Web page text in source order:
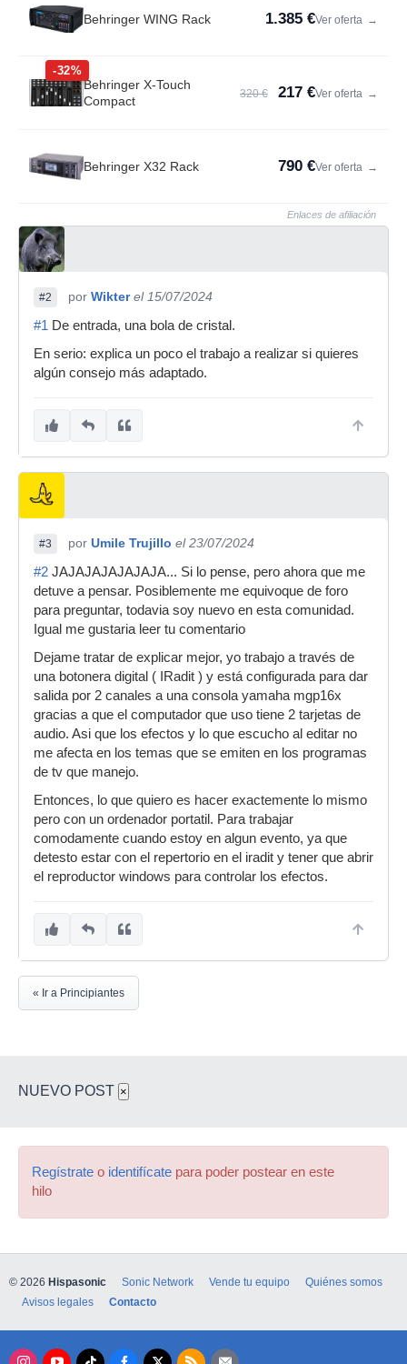
Behringer WING Rack 1.385 €Ver oferta →
-32%
Behringer X-Touch
Compact
320 € 217 €Ver oferta →
Behringer X32 Rack 790 €Ver oferta →
Enlaces de afiliación
#2 por Wikter el 15/07/2024
#1 De entrada, una bola de cristal.
En serio: explica un poco el trabajo a realizar si quieres
algún consejo más adaptado.
#3 por Umile Trujillo el 23/07/2024
#2 JAJAJAJAJAJAJA... Si lo pense, pero ahora que me
detuve a pensar. Posiblemente me equivoque de foro
para preguntar, todavia soy nuevo en esta comunidad.
Igual me gustaria leer tu comentario
Dejame tratar de explicar mejor, yo trabajo a través de
una botonera digital ( IRadit ) y está configurada para dar
salida por 2 canales a una consola yamaha mgp16x
gracias a que el computador que uso tiene 2 tarjetas de
audio. Asi que los efectos y lo que escucho al editar no
me afecta en los temas que se emiten en los programas
de tv que manejo.
Entonces, lo que quiero es hacer exactemente lo mismo
pero con un ordenador portatil. Para trabajar
comodamente cuando estoy en algun evento, ya que
detesto estar con el repertorio en el iradit y tener que abrir
el reproductor windows para controlar los efectos.
« Ir a Principiantes
NUEVO POST ×
Regístrate o identifícate para poder postear en este
hilo
© 2026 Hispasonic Sonic Network Vende tu equipo
Quiénes somos
Avisos legales
Contacto